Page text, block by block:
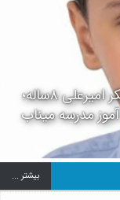
فیلم/ دفن یک لنگه کفش به جای پیکر امیرعلی ۸ساله؛
مدرسه میناب
بيشتر ...